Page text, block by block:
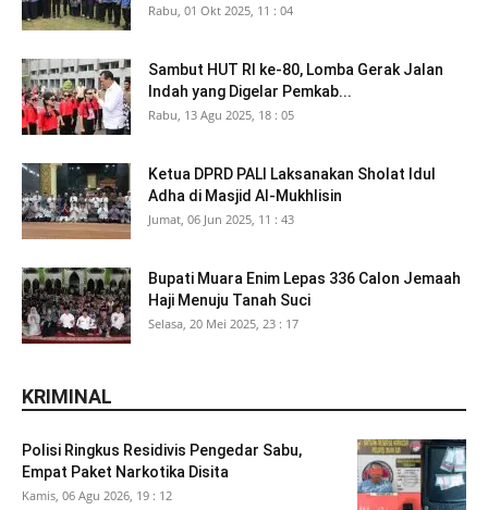
Rabu, 01 Okt 2025, 11 : 04
Sambut HUT RI ke-80, Lomba Gerak Jalan
Indah yang Digelar Pemkab...
Rabu, 13 Agu 2025, 18 : 05
Ketua DPRD PALI Laksanakan Sholat Idul
Adha di Masjid Al-Mukhlisin
Jumat, 06 Jun 2025, 11 : 43
Bupati Muara Enim Lepas 336 Calon Jemaah
Haji Menuju Tanah Suci
Selasa, 20 Mei 2025, 23 : 17
KRIMINAL
Polisi Ringkus Residivis Pengedar Sabu,
Empat Paket Narkotika Disita
Kamis, 06 Agu 2026, 19 : 12